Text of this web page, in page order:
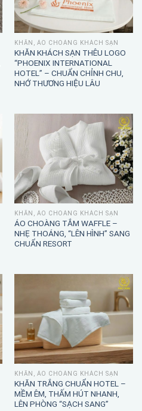
KHĂN, ÁO CHOÀNG KHÁCH SẠN
KHĂN KHÁCH SẠN THÊU LOGO
“PHOENIX INTERNATIONAL
HOTEL” – CHUẨN CHỈNH CHU,
NHỚ THƯƠNG HIỆU LÂU
KHĂN, ÁO CHOÀNG KHÁCH SẠN
ÁO CHOÀNG TẮM WAFFLE –
NHẸ THOÁNG, “LÊN HÌNH” SANG
CHUẨN RESORT
KHĂN, ÁO CHOÀNG KHÁCH SẠN
KHĂN TRẮNG CHUẨN HOTEL –
MỀM ÊM, THẤM HÚT NHANH,
LÊN PHÒNG “SẠCH SANG”